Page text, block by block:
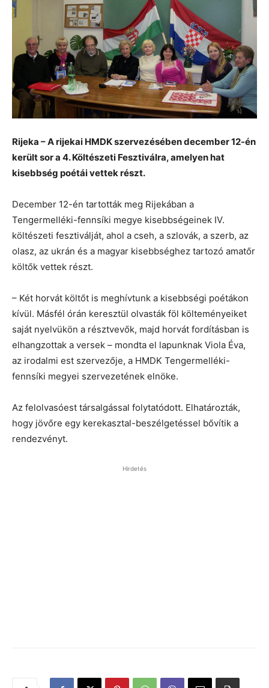
Rijeka – A rijekai HMDK szervezésében december 12-én
került sor a 4. Költészeti Fesztiválra, amelyen hat
kisebbség poétái vettek részt.
December 12-én tartották meg Rijekában a
Tengermelléki-fennsíki megye kisebbségeinek IV.
költészeti fesztiválját, ahol a cseh, a szlovák, a szerb, az
olasz, az ukrán és a magyar kisebbséghez tartozó amatőr
költők vettek részt.
– Két horvát költőt is meghívtunk a kisebbségi poétákon
kívül. Másfél órán keresztül olvasták föl költeményeiket
saját nyelvükön a résztvevők, majd horvát fordításban is
elhangzottak a versek – mondta el lapunknak Viola Éva,
az irodalmi est szervezője, a HMDK Tengermelléki-
fennsíki megyei szervezetének elnöke.
Az felolvasóest társalgással folytatódott. Elhatározták,
hogy jövőre egy kerekasztal-beszélgetéssel bővítik a
rendezvényt.
Hirdetés